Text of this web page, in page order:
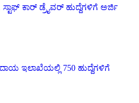
ಸ್ಟಾಫ್ ಕಾರ್ ಡ್ರೈವರ್ ಹುದ್ದೆಗಳಿಗೆ ಅರ್ಜಿ
ಇಲಾಖೆಯಲ್ಲಿ 750 ಹುದ್ದೆಗಳಿಗೆ